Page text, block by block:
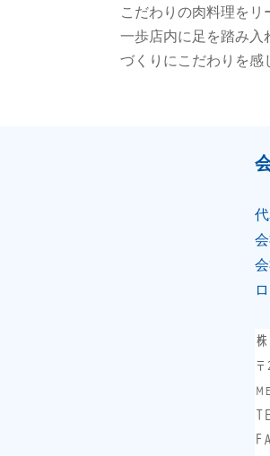
こだわりの肉料理を
一歩店内に足を踏み
づくりにこだわりを